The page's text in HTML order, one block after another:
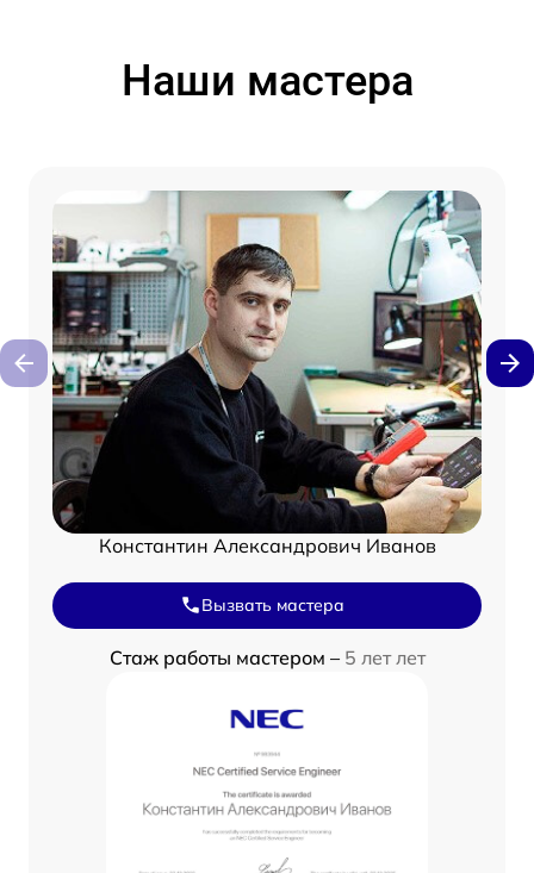
Наши мастера
Константин Александрович Иванов
Вызвать мастера
Стаж работы мастером – 5 лет лет